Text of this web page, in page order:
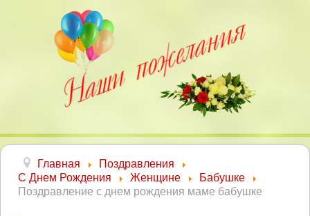
Главная
Поздравления
С Днем Рождения
Женщине
Бабушке
Поздравление с днем рождения маме бабушке